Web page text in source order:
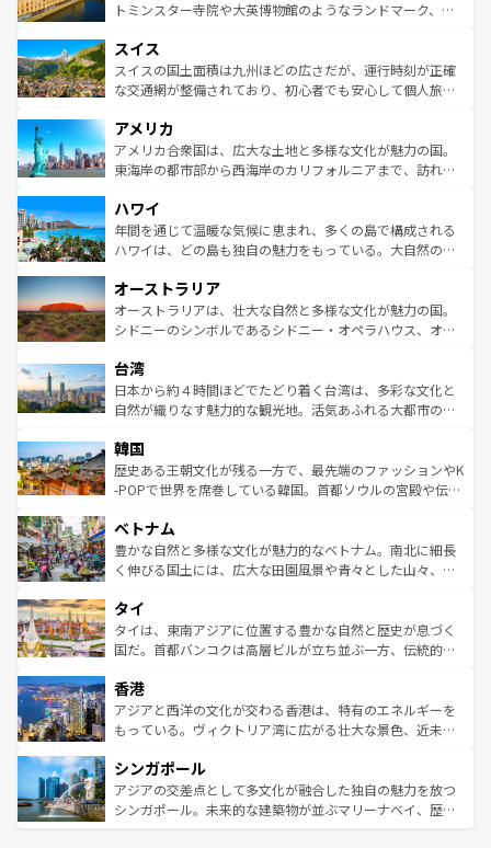
らに、パリ以外の地域にも魅力が溢れており、どの街角に
れる地方に足を運ぶとそれぞれで全く異なる文化を体験で
きるだろう。 なお、新着のフランス情報はコンテンツ一覧
を参照してほしい。
してライン川沿いのワイン畑といった風景は必見。ビール
は、お酒好きな人にはぜひ体験してほしい。 なお、新着の
ドイツ情報はコンテンツ一覧を参照してほしい。
トミンスター寺院や大英博物館のようなランドマーク、歴
リアごとに異なる魅力がある。また、優雅なアフタヌーン
ティー、ビール好きにはたまらない英国パブ、サッカー観
戦など、本場だからこそできる体験も豊富。イギリスを旅
ンツ一覧を参照してほしい。
スイス
スイスの国土面積は九州ほどの広さだが、運行時刻が正確
な交通網が整備されており、初心者でも安心して個人旅行
の建物がそのまま残る町や、スイスならではのユニークな
博物館もあり、アルプス観光だけでなく町歩きも満喫する
ことができる。国民の所得が高いため物価も高いが、旅行
ば市内交通費無料で観光を楽しむこともできる。 なお、新
着のスイス情報はコンテンツ一覧 を参照してほしい。
アメリカ
アメリカ合衆国は、広大な土地と多様な文化が魅力の国。
東海岸の都市部から西海岸のカリフォルニアまで、訪れる
のような巨大都市は、観光、ショッピング、エンターテイ
ンメントが詰まった刺激的なスポットだ。一方、アメリカ
西部には大自然が広がり、グランドキャニオンやイエロー
部のニューオーリンズでは、音楽と美食が融合した独特の
文化が魅力。旅行者はアメリカの各地域で異なる魅力を楽
しみながら、その多様性と豊かな歴史を感じることができ
ならではの贅沢な旅のスタイルだ。 なお、新着のアメリカ
情報はコンテンツ一覧を参照してほしい。
ハワイ
年間を通じて温暖な気候に恵まれ、多くの島で構成される
ハワイは、どの島も独自の魅力をもっている。大自然の神
ワイ島は見逃せない。また、定番の観光地といえばオアフ
島だが、静かな自然を求めるならマウイ島やカウアイ島が
おすすめ。エメラルドグリーンに輝く海をはじめ、豊かな
れるおもてなしの心で訪れる人々を迎えてくれるハワイの
人々、おいしいローカルフードやハワイアンミュージッ
ク、伝統的なフラダンスなど、すべてがハワイの魅力を彩
ワイを、存分に味わってほしい。 なお、新着のハワイ情報
はコンテンツ一覧を参照してほしい。
オーストラリア
オーストラリアは、壮大な自然と多様な文化が魅力の国。
シドニーのシンボルであるシドニー・オペラハウス、オー
リアリーフや大陸中央部にそびえるウルル（エアーズロッ
ク）、タスマニアの美しい原生林やケアンズの熱帯雨林な
ど、見どころがたくさん。また、カフェやワイン、オージ
いる。アクティビティも充実しており、サーフィンやダイ
ビング、ハイキングなど、アウトドア好きにはたまらな
い。オーストラリアの多彩な魅力を存分に味わいつくそ
参照してほしい。
台湾
日本から約４時間ほどでたどり着く台湾は、多彩な文化と
自然が織りなす魅力的な観光地。活気あふれる大都市の台
ン）、静ひつな山岳地帯である台湾東部など、都市の喧騒
と山間の静けさが共存しており、訪れる人に新しい発見と
驚きをもたらしてくれる。また、奥深い台湾の食文化も魅
容にもいいと評判のスイーツなど、バラエティ豊かな料理
が味わえる。 なお、新着の台湾情報は コンテンツ一覧を参
照してほしい。
韓国
歴史ある王朝文化が残る一方で、最先端のファッションやK
-POPで世界を席巻している韓国。首都ソウルの宮殿や伝統
き、地方に足を延ばせば四季折々の自然美を楽しむことが
できる。そして、キムチや焼肉、絶品のストリートフード
まで、さまざまな韓国料理が待っている。夜には、韓国な
リティに包まれながら、韓国の多彩な魅力を心ゆくまで味
わってみてほしい。 なお、新着の韓国情報はコンテンツ一
覧を参照してほしい。
ベトナム
豊かな自然と多様な文化が魅力的なベトナム。南北に細長
く伸びる国土には、広大な田園風景や青々とした山々、世
急速な発展と共に伝統が息づく。ハノイの古い町並みやホ
ーチミン市のフランス統治時代の建物も、独特の雰囲気を
醸し出している。また、バラエティの豊かさとおいしさで
とつ。フォーやバインミー、ベトナムコーヒーなどは、ぜ
ひ現地で味わいたい。どの地域を訪れてもあたたかい人々
が旅行者を迎えてくれるので、きっと忘れられない旅にな
参照してほしい。
タイ
タイは、東南アジアに位置する豊かな自然と歴史が息づく
国だ。首都バンコクは高層ビルが立ち並ぶ一方、伝統的な
の活気が交差している。北部ではチェンマイなどの山岳地
帯で自然と触れ合い、南部ではプーケットやクラビの美し
いビーチでリゾート気分を楽しむことができる。タイ料理
激する。気候は一年中温暖で、どの季節にも異なる楽しみ
が待っている。親しみやすいタイの人々、仏教を中心とし
た文化、そして多様な観光資源が、訪れる旅人を魅了し続
香港
アジアと西洋の文化が交わる香港は、特有のエネルギーを
もっている。ヴィクトリア湾に広がる壮大な景色、近未来
み、どこを訪れても感動するはず。観光スポットが密集し
ており、効率よく見どころを回れるのも魅力。息をのむよ
うな絶景から文化的な体験まで、香港を存分に楽しみ尽く
シンガポール
アジアの交差点として多文化が融合した独自の魅力を放つ
シンガポール。未来的な建築物が並ぶマリーナベイ、歴史